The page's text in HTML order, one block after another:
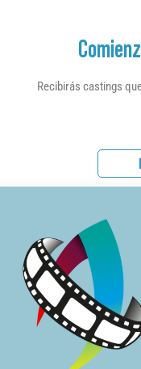
Recibirás castings